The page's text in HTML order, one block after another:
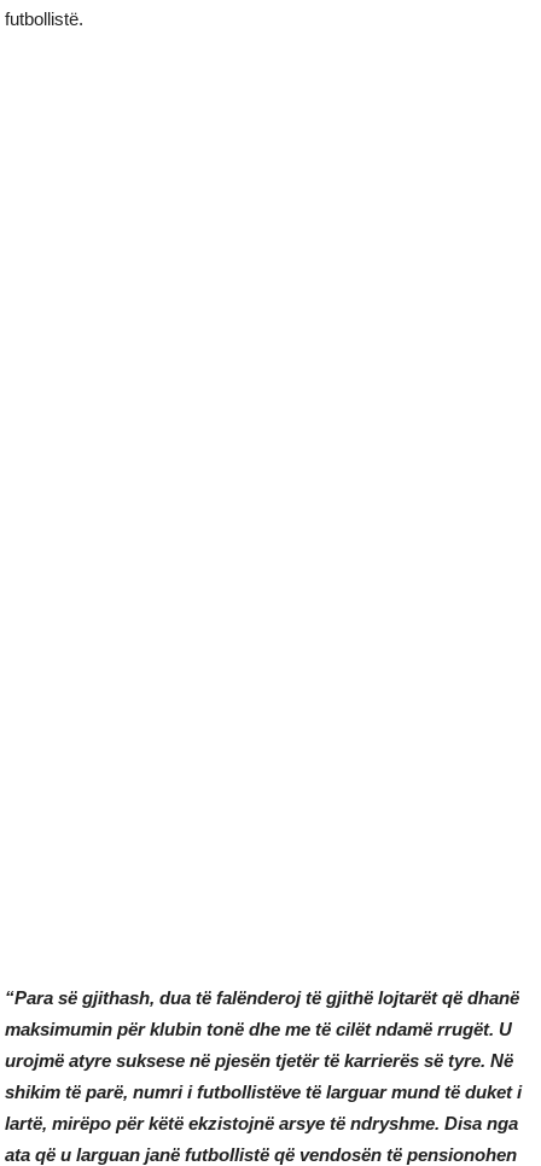
futbollistë.
“Para së gjithash, dua të falënderoj të gjithë lojtarët që dhanë
maksimumin për klubin tonë dhe me të cilët ndamë rrugët. U
urojmë atyre suksese në pjesën tjetër të karrierës së tyre. Në
shikim të parë, numri i futbollistëve të larguar mund të duket i
lartë, mirëpo për këtë ekzistojnë arsye të ndryshme. Disa nga
ata që u larguan janë futbollistë që vendosën të pensionohen